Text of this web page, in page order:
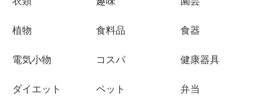
植物 食料品 食器
電気小物 コスパ 健康器具
ダイエット ペット 弁当